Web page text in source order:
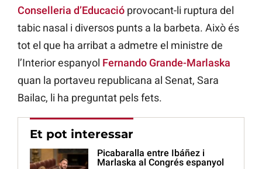
Conselleria d’Educació provocant-li ruptura del
tabic nasal i diversos punts a la barbeta. Això és
tot el que ha arribat a admetre el ministre de
l’Interior espanyol Fernando Grande-Marlaska
quan la portaveu republicana al Senat, Sara
Bailac, li ha preguntat pels fets.
Et pot interessar
Picabaralla entre Ibáñez i
Marlaska al Congrés espanyol